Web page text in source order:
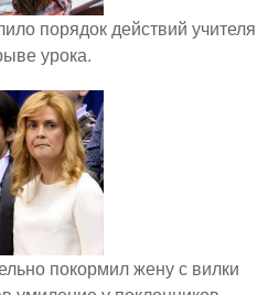
порядок действий учителя
урока.
покормил жену с вилки